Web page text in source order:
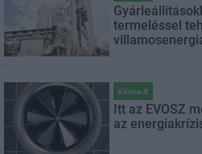
termeléssel
Klíma-X
Itt az ÉVOSZ
az